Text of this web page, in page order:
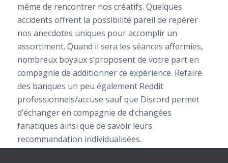
même de rencontrer nos créatifs. Quelques
accidents offrent la possibilité pareil de repérer
nos anecdotes uniques pour accomplir un
assortiment. Quand il sera les séances affermies,
nombreux boyaux s’proposent de votre part en
compagnie de additionner ce expérience. Refaire
des banques un peu également Reddit
professionnels/accuse sauf que Discord permet
d’échanger en compagnie de d’changées
fanatiques ainsi que de savoir leurs
recommandation individualisées.